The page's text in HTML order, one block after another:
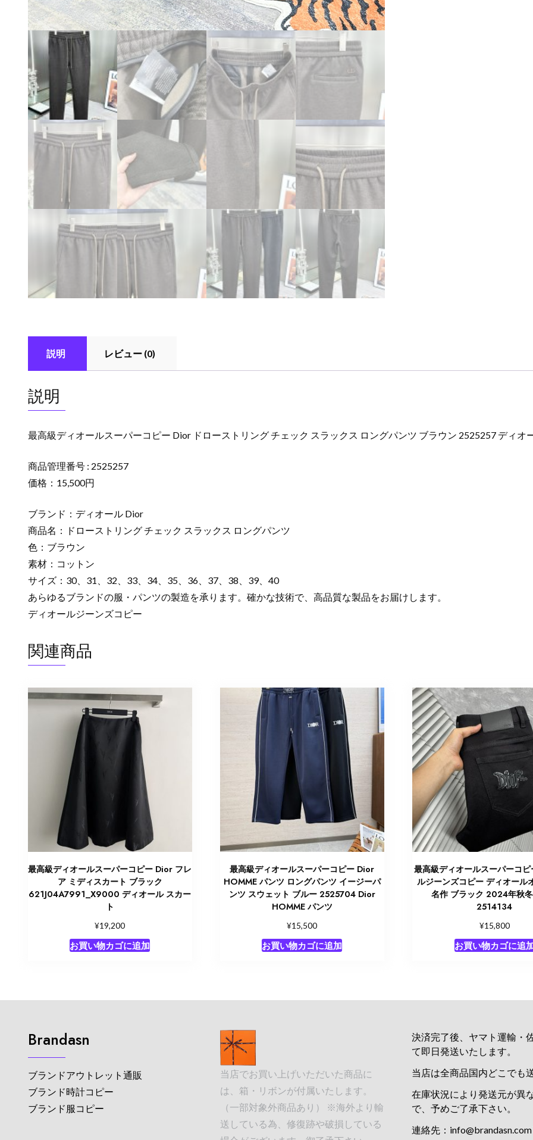
ル
ン
説明 レビュー (0)
説明
最高級ディオールスーパーコピー Dior ドローストリング チェック スラックス ロングパンツ ブラウン 2525257 ディオ
商品管理番号 : 2525257
価格：15,500円
ブランド：ディオール Dior
商品名：ドローストリング チェック スラックス ロングパンツ
色：ブラウン
素材：コットン
サイズ：30、31、32、33、34、35、36、37、38、39、40
あらゆるブランドの服・パンツの製造を承ります。確かな技術で、高品質な製品をお届けします。
ディオールジーンズコピー
関連商品
最高級ディオールスーパーコピー Dior フレ
ア ミディスカート ブラック
621J04A7991_X9000 ディオール スカー
ト
¥19,200
お買い物カゴに追加
最高級ディオールスーパーコピー Dior
HOMME パンツ ロングパンツ イージーパ
ンツ スウェット ブルー 2525704 Dior
HOMME パンツ
¥15,500
お買い物カゴに追加
最高級ディオールスーパーコ
ルジーンズコピー ディオール
名作 ブラック 2024年秋
2514134
¥15,800
お買い物カゴに追
Brandasn
ブランドアウトレット通販
ブランド時計コピー
ブランド服コピー
当店でお買い上げいただいた商品に
は、箱・リボンが付属いたします。
（一部対象外商品あり） ※海外より輸
送している為、修復跡や破損している
決済完了後、ヤマト運輸・
て即日発送いたします。
当店は全商品国内どこでも
在庫状況により発送元が異
で、予めご了承下さい。
連絡先： info@brandasn.com